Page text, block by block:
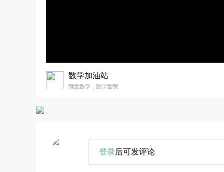
数学加油站
我爱数学，数学爱我
登录后可发评论